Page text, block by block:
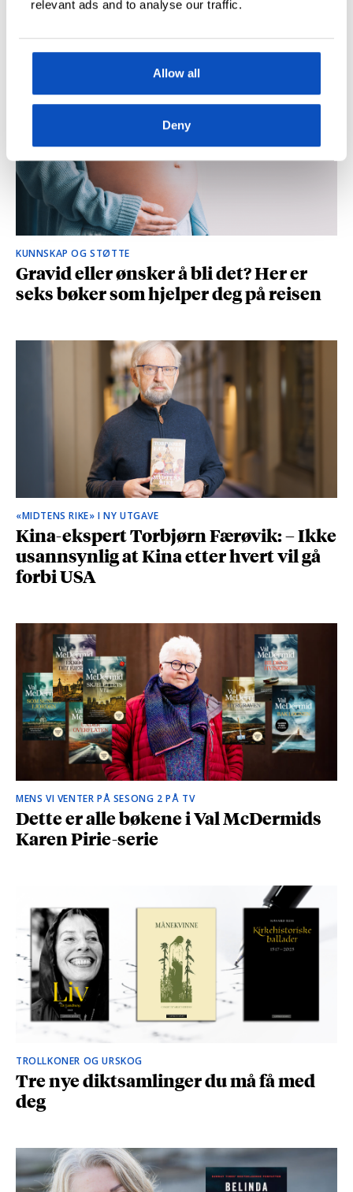
relevant ads and to analyse our traffic.
Allow all
Deny
og spionasje ble helt uinteressant i
KUNNSKAP OG STØTTE
Gravid eller ønsker å bli det? Her er
seks bøker som hjelper deg på reisen
«MIDTENS RIKE» I NY UTGAVE
Kina-ekspert Torbjørn Færøvik: – Ikke
usannsynlig at Kina etter hvert vil gå
forbi USA
MENS VI VENTER PÅ SESONG 2 PÅ TV
Dette er alle bøkene i Val McDermids
Karen Pirie-serie
TROLLKONER OG URSKOG
Tre nye diktsamlinger du må få med
deg